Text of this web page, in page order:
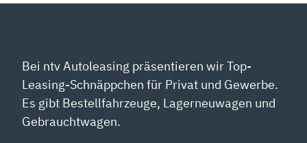
Bei ntv Autoleasing präsentieren wir Top-
Leasing-Schnäppchen für Privat und Gewerbe.
Es gibt Bestellfahrzeuge, Lagerneuwagen und
Gebrauchtwagen.